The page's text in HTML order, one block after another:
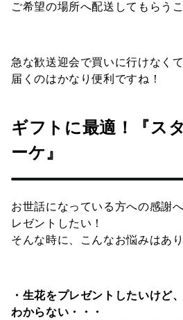
ご希望の場所へ配送してもらう
急な歓送迎会で買いに行けなく
届くのはかなり便利ですね！
ギフトに最適！『ス
ーケ』
お世話になっている方への感謝
レゼントしたい！
そんな時に、こんなお悩みはあ
・生花をプレゼントしたいけど
わからない・・・